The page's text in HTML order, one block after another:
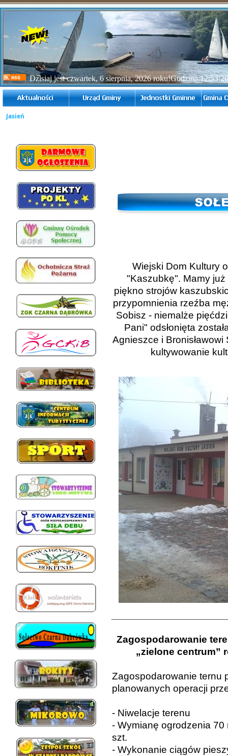
Dzisiaj jest czwartek, 6 sierpnia, 2026 roku!Godzina:12:53:27
Jasień
Wiejski Dom Kultury
"Kaszubkę". Mamy
piękno strojów
przypomnienia rzeźba
Sobisz -niemalże
Pani" odsłonięta
Agnieszce i
kultywowanie
Zagospodarowanie
„zielone centrum”
Zagospodarowanie ternu
planowanych operacji
- Niwelacje terenu
- Wymianę ogrodzenia 70
szt.
- Wykonanie ciągów